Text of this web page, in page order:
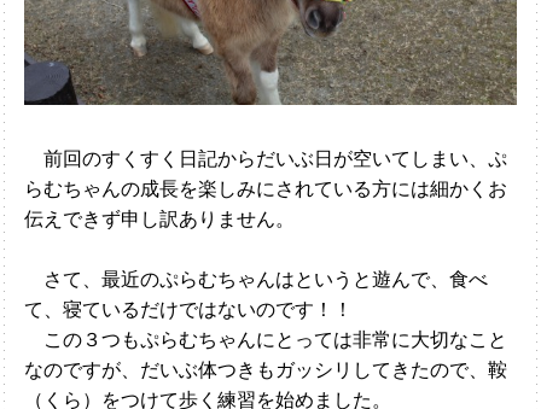
前回のすくすく日記からだいぶ日が空いてしまい、ぷ
らむちゃんの成長を楽しみにされている方には細かくお
伝えできず申し訳ありません。
さて、最近のぷらむちゃんはというと遊んで、食べ
て、寝ているだけではないのです！！
この３つもぷらむちゃんにとっては非常に大切なこと
なのですが、だいぶ体つきもガッシリしてきたので、鞍
（くら）をつけて歩く練習を始めました。